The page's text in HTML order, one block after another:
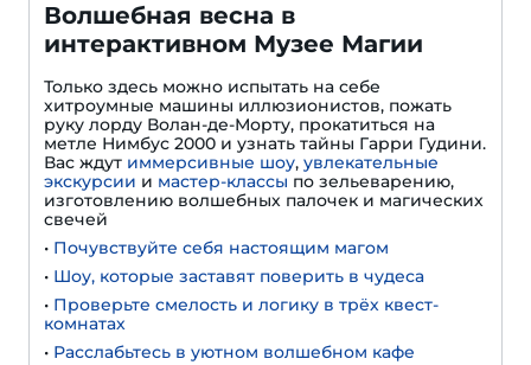
Волшебная весна в
интерактивном Музее Магии
Только здесь можно испытать на себе
хитроумные машины иллюзионистов, пожать
руку лорду Волан-де-Морту, прокатиться на
метле Нимбус 2000 и узнать тайны Гарри Гудини.
Вас ждут иммерсивные шоу, увлекательные
экскурсии и мастер-классы по зельеварению,
изготовлению волшебных палочек и магических
свечей
• Почувствуйте себя настоящим магом
• Шоу, которые заставят поверить в чудеса
• Проверьте смелость и логику в трёх квест-
комнатах
• Расслабьтесь в уютном волшебном кафе